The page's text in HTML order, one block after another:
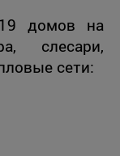
домов на
слесари,
сети: